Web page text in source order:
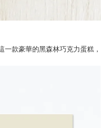
款豪華的黑森林巧克力蛋糕，